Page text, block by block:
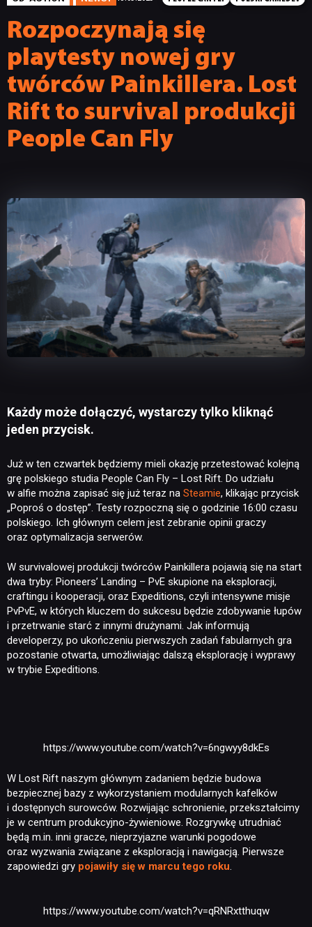
NEWSY
RECENZJE
Rozpoczynają się
playtesty nowej gry
twórców Painkillera. Lost
Rift to survival produkcji
People Can Fly
Każdy może dołączyć, wystarczy tylko kliknąć
jeden przycisk.
Już w ten czwartek będziemy mieli okazję przetestować kolejną
grę polskiego studia People Can Fly – Lost Rift. Do udziału
w alfie można zapisać się już teraz na Steamie, klikając przycisk
„Poproś o dostęp”. Testy rozpoczną się o godzinie 16:00 czasu
polskiego. Ich głównym celem jest zebranie opinii graczy
oraz optymalizacja serwerów.
W survivalowej produkcji twórców Painkillera pojawią się na start
dwa tryby: Pioneers’ Landing – PvE skupione na eksploracji,
craftingu i kooperacji, oraz Expeditions, czyli intensywne misje
PvPvE, w których kluczem do sukcesu będzie zdobywanie łupów
i przetrwanie starć z innymi drużynami. Jak informują
developerzy, po ukończeniu pierwszych zadań fabularnych gra
pozostanie otwarta, umożliwiając dalszą eksplorację i wyprawy
w trybie Expeditions.
https://www.youtube.com/watch?v=6ngwyy8dkEs
W Lost Rift naszym głównym zadaniem będzie budowa
bezpiecznej bazy z wykorzystaniem modularnych kafelków
i dostępnych surowców. Rozwijając schronienie, przekształcimy
je w centrum produkcyjno-żywieniowe. Rozgrywkę utrudniać
będą m.in. inni gracze, nieprzyjazne warunki pogodowe
oraz wyzwania związane z eksploracją i nawigacją. Pierwsze
zapowiedzi gry pojawiły się w marcu tego roku
https://www.youtube.com/watch?v=qRNRxtthuqw